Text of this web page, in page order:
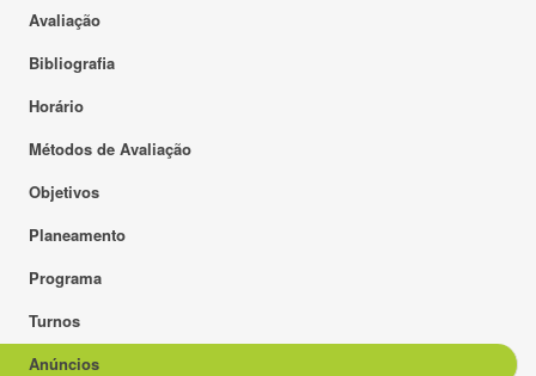
Avaliação
Bibliografia
Horário
Métodos de Avaliação
Objetivos
Planeamento
Programa
Turnos
Anúncios